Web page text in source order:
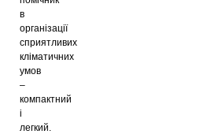
в
організації
сприятливих
кліматичних
умов
–
компактний
і
легкий.